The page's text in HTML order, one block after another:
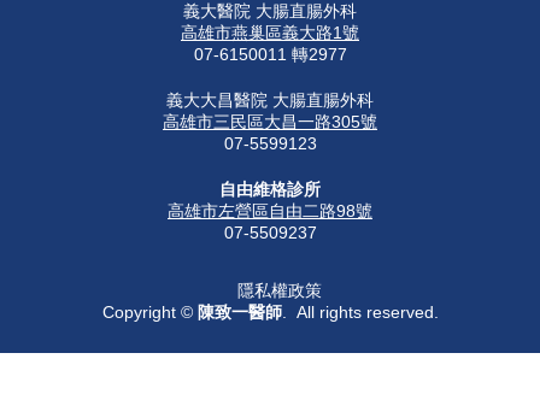
義大醫院 大腸直腸外科
高雄市燕巢區義大路1號
07-6150011 轉2977
義大大昌醫院 大腸直腸外科
高雄市三民區大昌一路305號
07-5599123
自由維格診所
高雄市左營區自由二路98號
07-5509237
隱私權政策
Copyright © 陳致一醫師. All rights reserved.